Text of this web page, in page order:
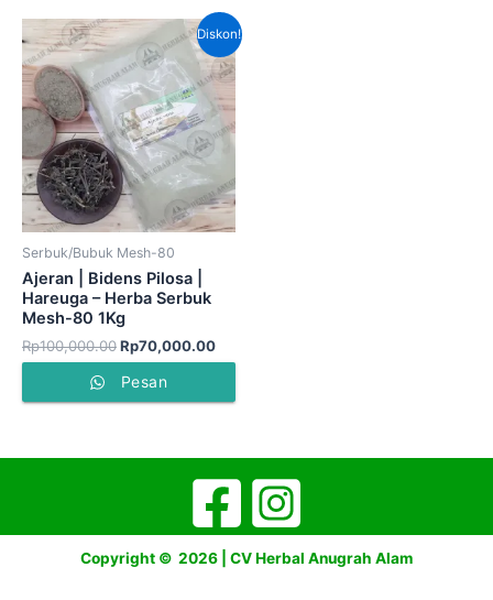
Diskon!
Serbuk/Bubuk Mesh-80
Ajeran | Bidens Pilosa |
Hareuga – Herba Serbuk
Mesh-80 1Kg
Rp100,000.00
Harga
aslinya
adalah:
Rp100,000.00.
Rp70,000.00
Harga
saat
ini
adalah:
Rp70,000.00.
Pesan
Copyright © 2026 | CV Herbal Anugrah Alam